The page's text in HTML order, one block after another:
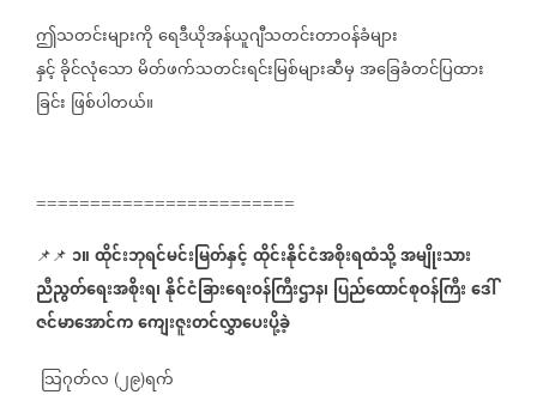
ဤသတင်းများကိုရေဒီယိုအန်ယူဂျီသတင်းတာဝန်ခံများ
နှင့်ခိုင်လုံသောမိတ်ဖက်သတင်းရင်းမြစ်များဆီမှအခြေခံတင်ပြထား
ခြင်း ဖြစ်ပါတယ်။
========================
📌📌 ၁။ထိုင်းဘုရင်မင်းမြတ်နှင့်ထိုင်းနိုင်ငံအစိုးရထံသို့အမျိုးသား
ညီညွတ်ရေးအစိုးရ၊နိုင်ငံခြားရေးဝန်ကြီးဌာန၊ ပြည်ထောင်စုဝန်ကြီးဒေါ်
ဇင်မာအောင်ကကျေးဇူးတင်လွှာပေးပို့ခဲ့
သြဂုတ်လ (၂၉)ရက်